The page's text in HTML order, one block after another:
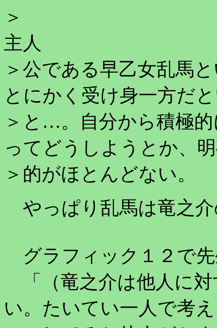
主人
＞公である早乙女乱馬
とにかく受け身一方だ
＞と…。自分から積極
ってどうしようとか、
＞的がほとんどない。
やっぱり乱馬は竜之
グラフィック１２で
「（竜之介は他人に
い。たいてい一人で考